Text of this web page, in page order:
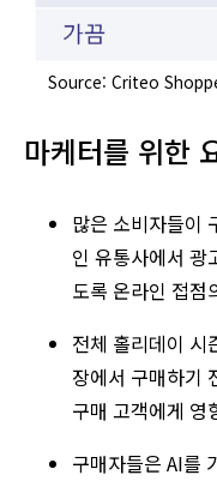
Source: Criteo
마케터를 위한
많은 소비자들이
인 유통사에서 광
도록 온라인 접점
전체 홀리데이 시
장에서 구매하기
구매 고객에게 영
구매자들은 AI를